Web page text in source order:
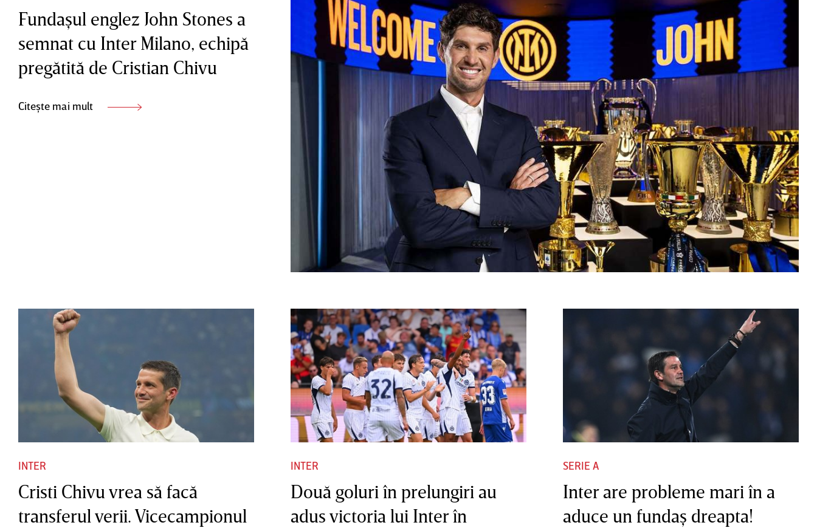
Fundaşul englez John Stones a
semnat cu Inter Milano, echipă
pregătită de Cristian Chivu
Citește mai mult
INTER
Cristi Chivu vrea să facă
transferul verii. Vicecampionul
INTER
Două goluri în prelungiri au
adus victoria lui Inter în
SERIE A
Inter are probleme mari în a
aduce un fundaş dreapta!